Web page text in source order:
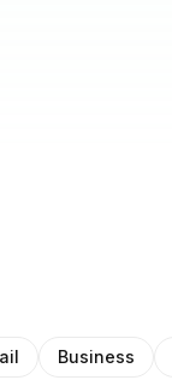
Business